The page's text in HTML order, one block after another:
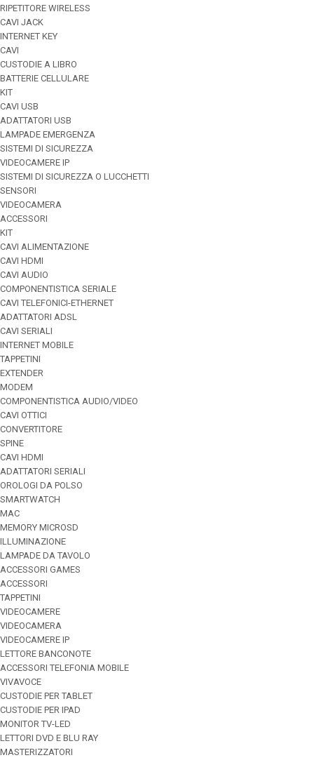
RIPETITORE WIRELESS
CAVI JACK
INTERNET KEY
CAVI
CUSTODIE A LIBRO
BATTERIE CELLULARE
KIT
CAVI USB
ADATTATORI USB
LAMPADE EMERGENZA
SISTEMI DI SICUREZZA
VIDEOCAMERE IP
SISTEMI DI SICUREZZA O LUCCHETTI
SENSORI
VIDEOCAMERA
ACCESSORI
KIT
CAVI ALIMENTAZIONE
CAVI HDMI
CAVI AUDIO
COMPONENTISTICA SERIALE
CAVI TELEFONICI-ETHERNET
ADATTATORI ADSL
CAVI SERIALI
INTERNET MOBILE
TAPPETINI
EXTENDER
MODEM
COMPONENTISTICA AUDIO/VIDEO
CAVI OTTICI
CONVERTITORE
SPINE
CAVI HDMI
ADATTATORI SERIALI
OROLOGI DA POLSO
SMARTWATCH
MAC
MEMORY MICROSD
ILLUMINAZIONE
LAMPADE DA TAVOLO
ACCESSORI GAMES
ACCESSORI
TAPPETINI
VIDEOCAMERE
VIDEOCAMERA
VIDEOCAMERE IP
LETTORE BANCONOTE
ACCESSORI TELEFONIA MOBILE
VIVAVOCE
CUSTODIE PER TABLET
CUSTODIE PER IPAD
MONITOR TV-LED
LETTORI DVD E BLU RAY
MASTERIZZATORI